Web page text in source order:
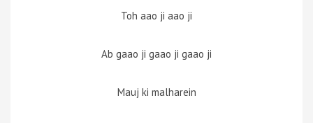
Toh aao ji aao ji
Ab gaao ji gaao ji gaao ji
Mauj ki malharein